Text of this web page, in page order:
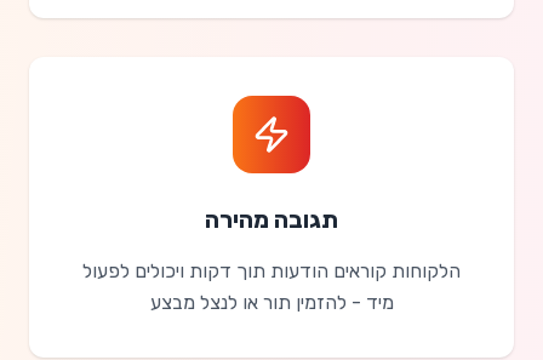
תגובה מהירה
הלקוחות קוראים הודעות תוך דקות ויכולים לפעול
מיד - להזמין תור או לנצל מבצע